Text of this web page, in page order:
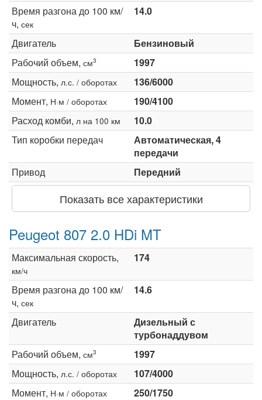
Время разгона до 100 км/
ч, сек
14.0
Двигатель
Бензиновый
Рабочий объем, см3
1997
Мощность, л.с. / оборотах
136/6000
Момент, Н·м / оборотах
190/4100
Расход комби, л на 100 км
10.0
Тип коробки передач
Автоматическая, 4
передачи
Привод
Передний
Показать все характеристики
Peugeot 807 2.0 HDi MT
Максимальная скорость,
км/ч
174
Время разгона до 100 км/
ч, сек
14.6
Двигатель
Дизельный с
турбонаддувом
Рабочий объем, см3
1997
Мощность, л.с. / оборотах
107/4000
Момент, Н·м / оборотах
250/1750